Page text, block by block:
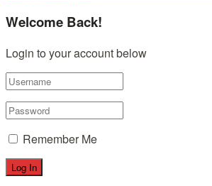
Welcome Back!
Login to your account below
Remember Me